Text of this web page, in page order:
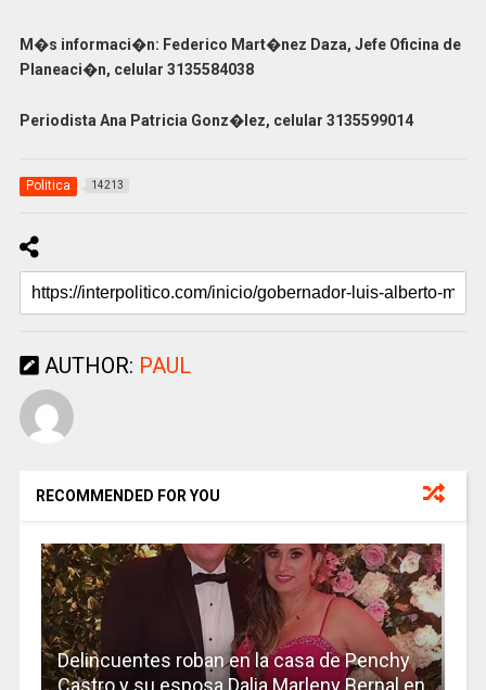
M�s informaci�n: Federico Mart�nez Daza, Jefe Oficina de
Planeaci�n, celular 3135584038
Periodista Ana Patricia Gonz�lez, celular 3135599014
Politica 14213
AUTHOR: PAUL
RECOMMENDED FOR YOU
Delincuentes roban en la casa de Penchy
Castro y su esposa Dalia Marleny Bernal en